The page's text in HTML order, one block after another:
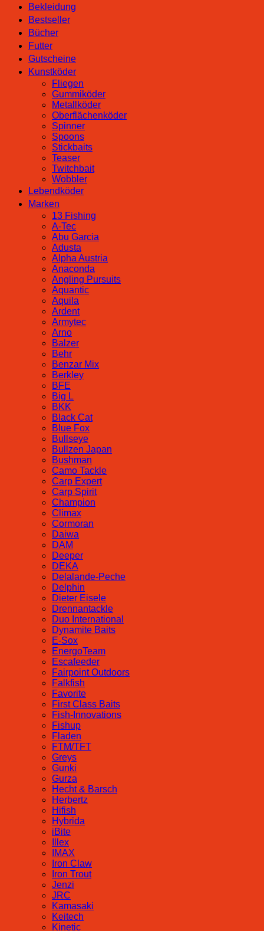
Bekleidung
Bestseller
Bücher
Futter
Gutscheine
Kunstköder
Fliegen
Gummiköder
Metallköder
Oberflächenköder
Spinner
Spoons
Stickbaits
Teaser
Twitchbait
Wobbler
Lebendköder
Marken
13 Fishing
A-Tec
Abu Garcia
Adusta
Alpha Austria
Anaconda
Angling Pursuits
Aquantic
Aquila
Ardent
Armytec
Arno
Balzer
Behr
Benzar Mix
Berkley
BFE
Big L
BKK
Black Cat
Blue Fox
Bullseye
Bullzen Japan
Bushman
Camo Tackle
Carp Expert
Carp Spirit
Champion
Climax
Cormoran
Daiwa
DAM
Deeper
DEKA
Delalande-Peche
Delphin
Dieter Eisele
Drennantackle
Duo International
Dynamite Baits
E-Sox
EnergoTeam
Escafeeder
Fairpoint Outdoors
Falkfish
Favorite
First Class Baits
Fish-Innovations
Fishup
Fladen
FTM/TFT
Greys
Gunki
Gurza
Hecht & Barsch
Herbertz
Hifish
Hybrida
iBite
Illex
IMAX
Iron Claw
Iron Trout
Jenzi
JRC
Kamasaki
Keitech
Kinetic